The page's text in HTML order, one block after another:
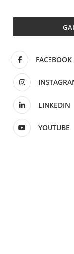
FACEBOOK
LINKEDIN
YOUTUBE